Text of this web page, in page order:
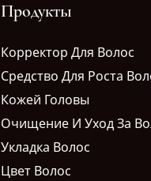
Продукты
Корректор Для Волос
Средство Для Роста
Кожей Головы
Очищение И Уход За
Укладка Волос
Цвет Волос